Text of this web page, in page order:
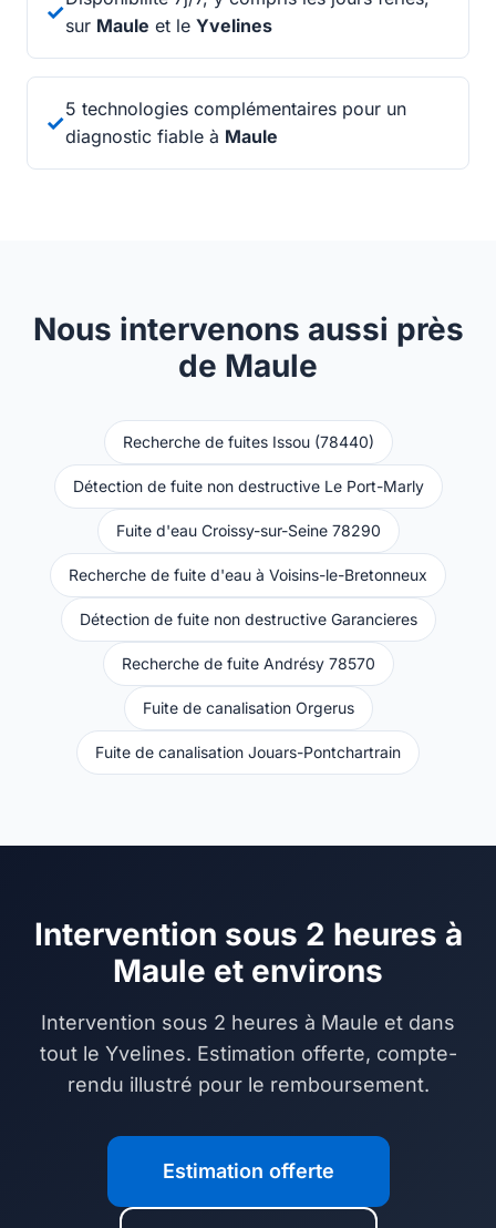
✓sur Maule et le Yvelines
✓
5 technologies complémentaires pour un
diagnostic fiable à Maule
Nous intervenons aussi près
de Maule
Recherche de fuites Issou (78440)
Détection de fuite non destructive Le Port-Marly
Fuite d'eau Croissy-sur-Seine 78290
Recherche de fuite d'eau à Voisins-le-Bretonneux
Détection de fuite non destructive Garancieres
Recherche de fuite Andrésy 78570
Fuite de canalisation Orgerus
Fuite de canalisation Jouars-Pontchartrain
Intervention sous 2 heures à
Maule et environs
Intervention sous 2 heures à Maule et dans
tout le Yvelines. Estimation offerte, compte-
rendu illustré pour le remboursement.
Estimation offerte